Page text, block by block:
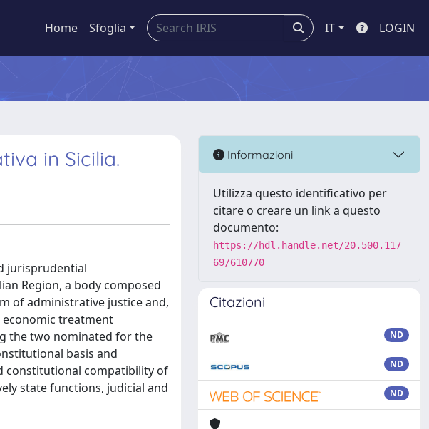
Home Sfoglia IT LOGIN
in Sicilia.
jurisprudential
Region, a body composed
of administrative justice and,
treatment
the two nominated for the
basis and
constitutional compatibility of
state functions, judicial and
Informazioni
Utilizza questo identificativo per
citare o creare un link a questo
documento:
https://hdl.handle.net/20.500.117
69/610770
Citazioni
ND
ND
ND